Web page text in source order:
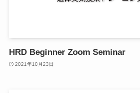
HRD Beginner Zoom Seminar
2021年10月23日